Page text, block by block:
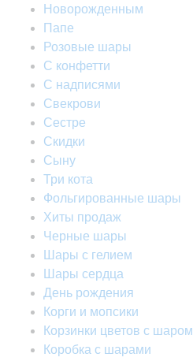
Новорожденным
Папе
Розовые шары
С конфетти
С надписями
Свекрови
Сестре
Скидки
Сыну
Три кота
Фольгированные шары
Хиты продаж
Черные шары
Шары с гелием
Шары сердца
День рождения
Корги и мопсики
Корзинки цветов с шаром
Коробка с шарами